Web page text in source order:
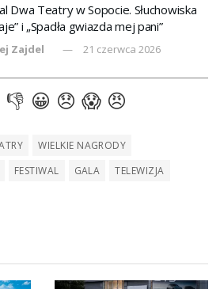
Dwa Teatry w Sopocie. Słuchowiska
i „Spadła gwiazda mej pani”
Zajdel 21 czerwca 2026
WIELKIE NAGRODY
FESTIWAL GALA TELEWIZJA